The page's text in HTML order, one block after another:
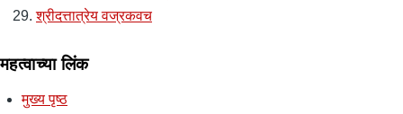
श्रीदत्तात्रेय वज्रकवच
महत्वाच्या लिंक
मुख्य पृष्ठ